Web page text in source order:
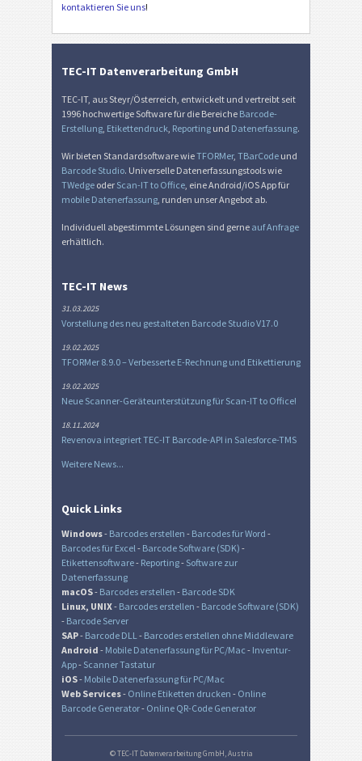
S Sonstige
kontaktieren Sie uns!
TEC-IT Datenverarbeitung GmbH
TEC-IT, aus Steyr/Österreich, entwickelt und vertreibt seit
1996 hochwertige Software für die Bereiche Barcode-
Erstellung, Etikettendruck, Reporting und Datenerfassung.
Wir bieten Standardsoftware wieTFORMer, TBarCode und
Barcode Studio. Universelle Datenerfassungstools wie
TWedge oder Scan-IT to Office, eine Android/iOS App für
mobile Datenerfassung, runden unser Angebot ab.
Individuell abgestimmte Lösungen sind gerne auf Anfrage
erhältlich.
TEC-IT News
31.03.2025
Vorstellung des neu gestalteten Barcode Studio V17.0
19.02.2025
TFORMer 8.9.0 – Verbesserte E-Rechnung und Etikettierung
19.02.2025
Neue Scanner-Geräteunterstützung für Scan-IT to Office!
18.11.2024
Revenova integriert TEC-IT Barcode-API in Salesforce-TMS
Weitere News...
Quick Links
Windows- Barcodes erstellen - Barcodes für Word -
Barcodes für Excel- Barcode Software (SDK) -
Etikettensoftware- Reporting- Software zur
Datenerfassung
macOS- Barcodes erstellen - Barcode SDK
Linux, UNIX- Barcodes erstellen - Barcode Software (SDK)
- Barcode Server
SAP- Barcode DLL- Barcodes erstellen ohne Middleware
Android - Mobile Datenerfassung für PC/Mac - Inventur-
App- Scanner Tastatur
iOS- Mobile Datenerfassung für PC/Mac
Web Services- Online Etiketten drucken - Online
Barcode Generator- Online QR-Code Generator
© TEC-IT Datenverarbeitung GmbH, Austria